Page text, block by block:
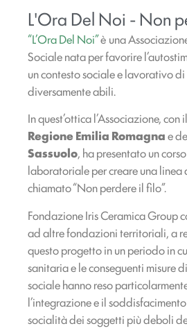
L'Ora Del Noi - Non
“L’Ora Del Noi”è una
Sociale nata per favorire
un contesto sociale e lavorativo
diversamente abili.
In quest’ottica l’Associazione,
Regione Emilia Romagnae
Sassuolo, ha presentato un
laboratoriale per creare una linea
chiamato “Non perdere il filo”.
Fondazione Iris Ceramica Group
ad altre fondazioni territoriali, a
questo progetto in un periodo in
sanitaria e le conseguenti misure
sociale hanno reso
l’integrazione e il
socialità dei soggetti più deboli